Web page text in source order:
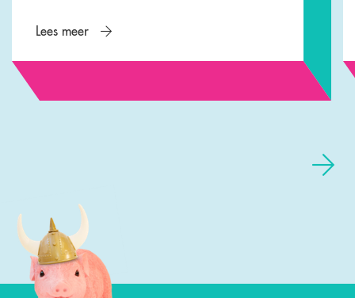
Lees meer